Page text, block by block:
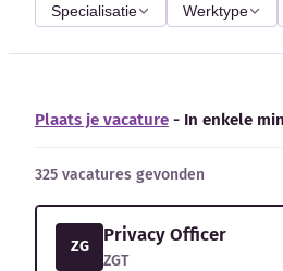
Specialisatie Werktype
Plaats je vacature - In enkele
325 vacatures gevonden
ZG
Privacy Officer
ZGT